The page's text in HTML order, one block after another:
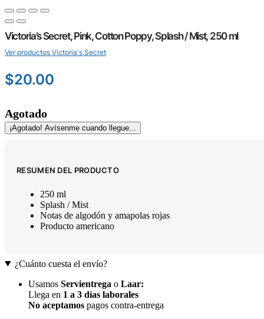
Victoria’s Secret, Pink, Cotton Poppy, Splash / Mist, 250 ml
Ver productos Victoria's Secret
$20.00
Agotado
¡Agotado! Avísenme cuando llegue...
RESUMEN DEL PRODUCTO
250 ml
Splash / Mist
Notas de algodón y amapolas rojas
Producto americano
¿Cuánto cuesta el envío?
Usamos Servientrega o Laar:
Llega en 1 a 3 días laborales
No aceptamos pagos contra-entrega